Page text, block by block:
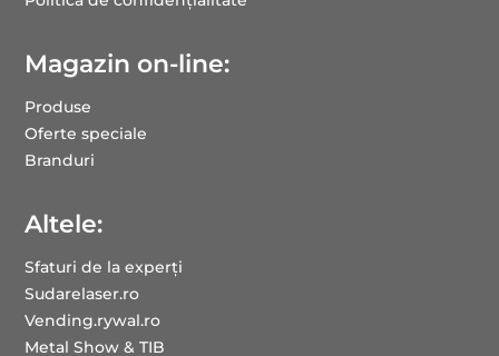
Magazin on-line:
Produse
Oferte speciale
Branduri
Altele:
Sfaturi de la experți
Sudarelaser.ro
Vending.rywal.ro
Metal Show & TIB